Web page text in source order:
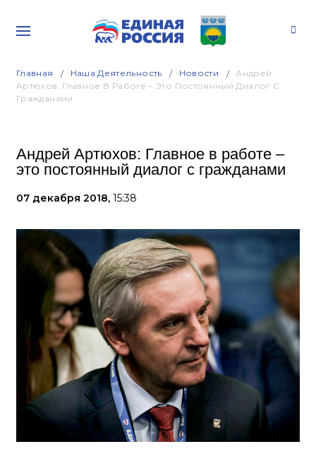
Главная Наша Деятельность Новости
Андрей
Артюхов: Главное В Работе – Это Постоянный Диалог С
Гражданами
Андрей Артюхов: Главное в работе –
это постоянный диалог с гражданами
07 декабря 2018, 15:38